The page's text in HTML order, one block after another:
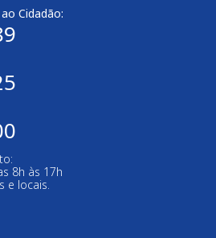
Cidadão:
8h às 17h
e locais.